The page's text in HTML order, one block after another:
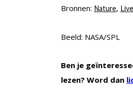
Bronnen: Nature,
Beeld: NASA/SPL
Ben je
lezen? Word dan